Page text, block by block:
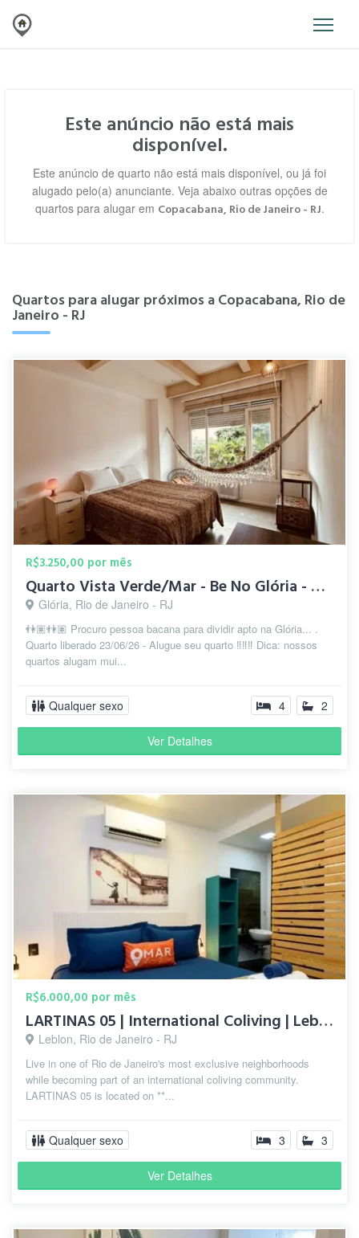
Este anúncio não está mais
disponível.
Este anúncio de quarto não está mais disponível, ou já foi
alugado pelo(a) anunciante. Veja abaixo outras opções de
quartos para alugar em Copacabana, Rio de Janeiro - RJ.
Quartos para alugar próximos a Copacabana, Rio de
Janeiro - RJ
R$3.250,00 por mês
Quarto Vista Verde/Mar - Be No Glória - Residencial Coliving
Glória, Rio de Janeiro - RJ
👫🏽👫🏽 Procuro pessoa bacana para dividir apto na Glória... .
Quarto liberado 23/06/26 - Alugue seu quarto ‼️‼️‼️ Dica: nossos
quartos alugam mui...
Qualquer sexo 4 2
Ver Detalhes
R$6.000,00 por mês
LARTINAS 05 | International Coliving | Leblon
Leblon, Rio de Janeiro - RJ
Live in one of Rio de Janeiro's most exclusive neighborhoods
while becoming part of an international coliving community.
LARTINAS 05 is located on **...
Qualquer sexo 3 3
Ver Detalhes